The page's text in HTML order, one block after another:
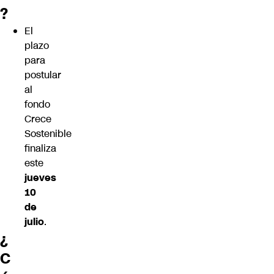
?
El
plazo
para
postular
al
fondo
Crece
Sostenible
finaliza
este
jueves
10
de
julio.
¿
C